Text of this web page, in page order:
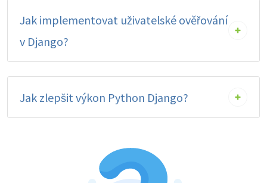
Jak implementovat uživatelské ověřování
v Django?
Jak zlepšit výkon Python Django?